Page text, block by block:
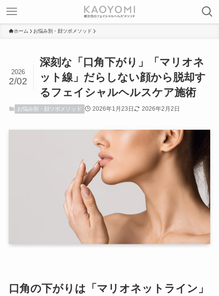
ホーム お悩み別・顔ツボメソッド
深刻な「口角下がり」「マリオネ
ット線」だらしない顔から脱却す
るフェイシャルヘルスケア施術
2026
2/02
お悩み別・顔ツボメソッド 2026年1月23日 2026年2月2日
口角の下がりは「マリオネットライン」